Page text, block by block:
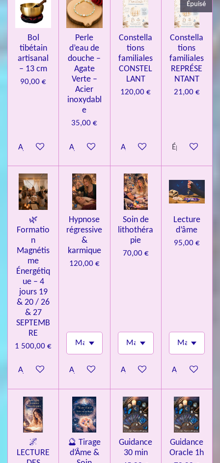
l
Bol
tibétain
artisanal
– 13 cm
90,00 €
Ajouter au panier
Perle
d’eau de
douche –
Agate
Verte –
Acier
inoxydabl
e
35,00 €
Ajouter au panier
Constella
tions
familiales
CONSTEL
LANT
120,00 €
Ajouter au panier
Épuisé
Constella
tions
familiales
REPRÉSE
NTANT
21,00 €
Épuisé
🌿
Formatio
n
Magnétis
me
Énergétiq
ue – 4
jours 19
& 20 / 26
& 27
SEPTEMB
RE
1 500,00 €
Ajouter au panier
Hypnose
régressive
&
karmique
120,00 €
Ajouter au panier
Soin de
lithothéra
pie
70,00 €
Ajouter au panier
Lecture
d’âme
95,00 €
Ajouter au
🌌
LECTURE
🔮 Tirage
d’Âme &
Guidance
30 min
Guidance
Oracle 1h